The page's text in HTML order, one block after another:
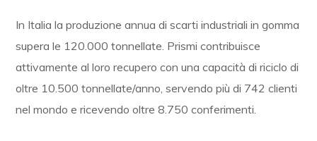
In Italia la produzione annua di scarti industriali in gomma
supera le 120.000 tonnellate. Prismi contribuisce
attivamente al loro recupero con una capacità di riciclo di
oltre 10.500 tonnellate/anno, servendo più di 742 clienti
nel mondo e ricevendo oltre 8.750 conferimenti.